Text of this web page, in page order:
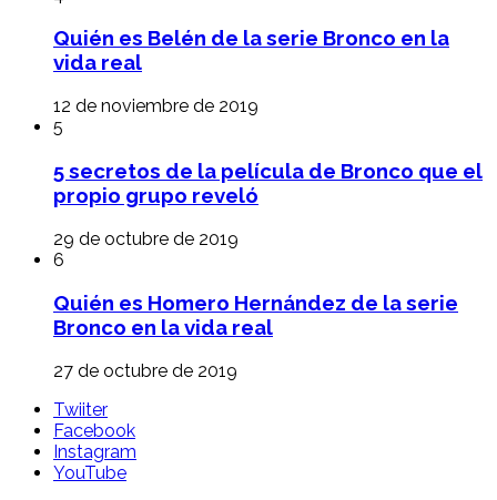
Quién es Belén de la serie Bronco en la
vida real
12 de noviembre de 2019
5
5 secretos de la película de Bronco que el
propio grupo reveló
29 de octubre de 2019
6
Quién es Homero Hernández de la serie
Bronco en la vida real
27 de octubre de 2019
Twiiter
Facebook
Instagram
YouTube